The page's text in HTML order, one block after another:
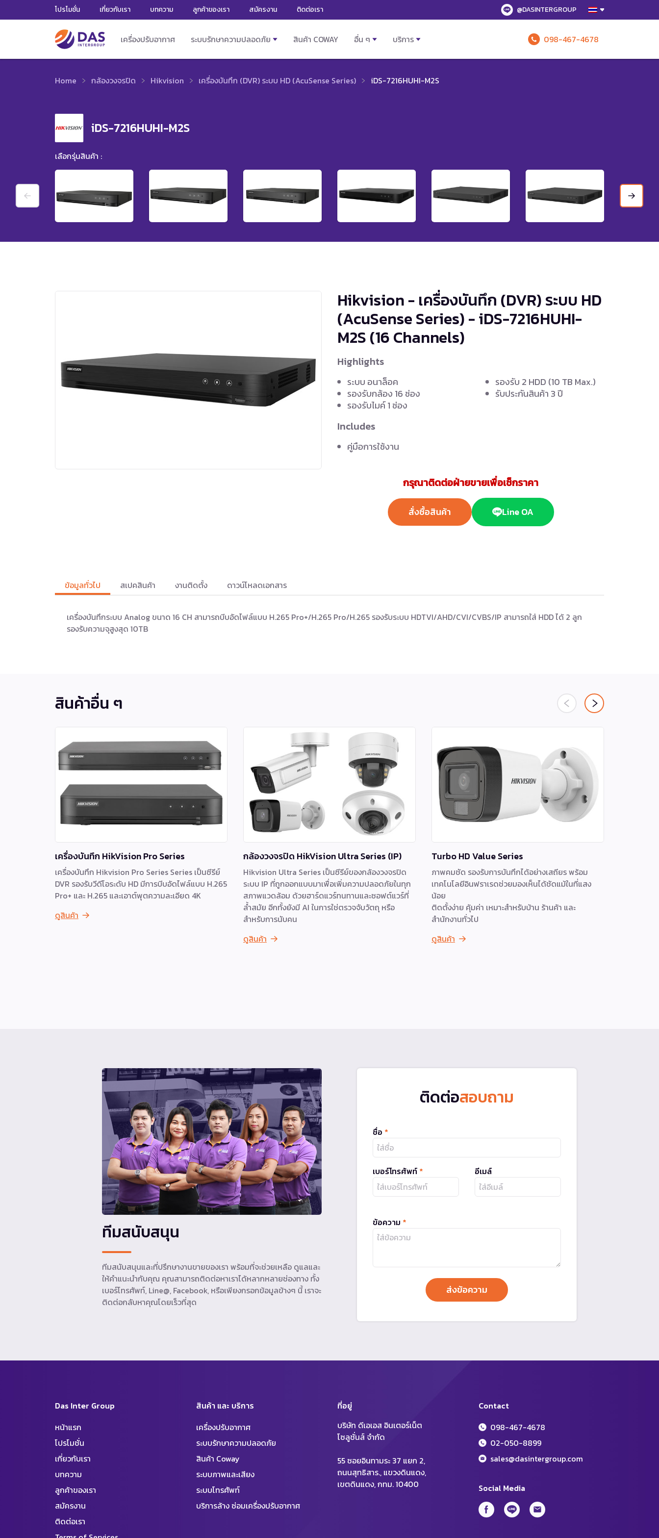
โปรโมชั่น เกี่ยวกับเรา บทความ ลูกค้าของเรา สมัครงาน ติดต่อเรา @DASINTERGROUP
เครื่องปรับอากาศ ระบบรักษาความปลอดภัย สินค้า COWAY อื่น ๆ บริการ 098-467-4678
Home กล้องวงจรปิด Hikvision เครื่องบันทึก (DVR) ระบบ HD (AcuSense Series) iDS-7216HUHI-M2S
iDS-7216HUHI-M2S
เลือกรุ่นสินค้า :
Hikvision - เครื่องบันทึก (DVR) ระบบ HD
(AcuSense Series) - iDS-7216HUHI-
M2S(16 Channels)
Highlights
ระบบ อนาล็อค
รองรับกล้อง 16 ช่อง
รองรับไมค์ 1 ช่อง
รองรับ 2 HDD (10 TB Max.)
รับประกันสินค้า 3 ปี
Includes
คู่มือการใช้งาน
กรุณาติดต่อฝ่ายขายเพื่อเช็กราคา
สั่งซื้อสินค้า Line OA
ข้อมูลทั่วไป สเปคสินค้า งานติดตั้ง ดาวน์โหลดเอกสาร
เครื่องบันทึกระบบ Analog ขนาด 16 CH สามารถบีบอัดไฟล์แบบ H.265 Pro+/H.265 Pro/H.265 รองรับระบบ HDTVI/AHD/CVI/CVBS/IP สามารถใส่ HDD ได้ 2 ลูก
รองรับความจุสูงสุด 10TB
สินค้าอื่น ๆ
เครื่องบันทึก HikVision Pro Series
เครื่องบันทึก Hikvision Pro Series Series เป็นซีรีย์
DVR รองรับวีดีโอระดับ HD มีการบีบอัดไฟล์แบบ H.265
Pro+ และ H.265 และเอาต์พุตความละเอียด 4K
ดูสินค้า
กล้องวงจรปิด HikVision Ultra Series (IP)
Hikvision Ultra Series เป็นซีรีย์ของกล้องวงจรปิด
ระบบ IP ที่ถูกออกแบบมาเพื่อเพิ่มความปลอดภัยในทุก
สภาพแวดล้อม ด้วยฮาร์ดแวร์ทนทานและซอฟต์แวร์ที่
ล้ำสมัย อีกทั้งยังมี AI ในการใช่ตรวจจับวัตถุ หรือ
สำหรับการนับคน
ดูสินค้า
Turbo HD Value Series
ภาพคมชัด รองรับการบันทึกได้อย่างเสถียร พร้อม
เทคโนโลยีอินฟราเรดช่วยมองเห็นได้ชัดแม้ในที่แสง
น้อย
ติดตั้งง่าย คุ้มค่า เหมาะสำหรับบ้าน ร้านค้า และ
สำนักงานทั่วไป
ดูสินค้า
ติดต่อสอบถาม
ชื่อ *
เบอร์โทรศัพท์ * อีเมล์
ข้อความ *
ทีมสนับสนุน
ทีมสนับสนุนและที่ปรึกษางานขายของเรา พร้อมที่จะช่วยเหลือ ดูแลและ
ให้คำแนะนำกับคุณ คุณสามารถติดต่อหาเราได้หลากหลายช่องทาง ทั้ง
เบอร์โทรศัพท์, Line@, Facebook, หรือเพียงกรอกข้อมูลข้างๆ นี้ เราจะ
ติดต่อกลับหาคุณโดยเร็วที่สุด
Das Inter Group
หน้าแรก
โปรโมชั่น
เกี่ยวกับเรา
บทความ
ลูกค้าของเรา
สมัครงาน
ติดต่อเรา
สินค้า และ บริการ
เครื่องปรับอากาศ
ระบบรักษาความปลอดภัย
สินค้า Coway
ระบบภาพและเสียง
ระบบโทรศัพท์
บริการล้าง ซ่อมเครื่องปรับอากาศ
Social Media
Contact
098-467-4678
02-050-8899
sales@dasintergroup.com
ที่อยู่
บริษัท ดีเอเอส อินเตอร์เน็ต
โซลูชั่นส์ จำกัด
55 ซอยอินทามระ 37 แยก 2,
ถนนสุทธิสาร., แขวงดินแดง,
เขตดินแดง, กทม. 10400